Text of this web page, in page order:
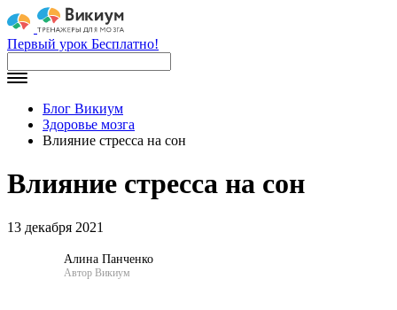
Первый урок Бесплатно!
Блог Викиум
Здоровье мозга
Влияние стресса на сон
Влияние стресса на сон
13 декабря 2021
Алина Панченко
Автор Викиум